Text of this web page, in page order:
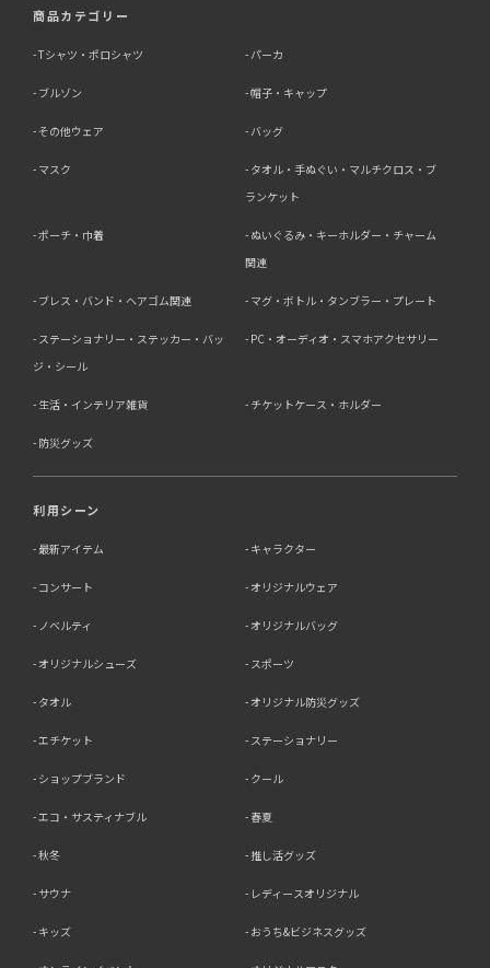
提供の手段又は方法：当社ウェブサイトのタグ・SDK・
携。
提供先：広告配信事業者（例：Google LLC等）。
い契約（目的外利用禁止、再提供制限、安全管理措置等）
お客様の個人情報は、以下掲げる場合以外に、事前にご本
・法令に基づく場合
・人の生命、身体又は財産の保護にために必要がある場合
・公衆衛生の向上又は児童の健全な育成の推進のために特
あるとき
・国の機関若しくは地方公共団体又はその委託を受けた者
がある場合であって、本人の同意を得ることによって当該
当社は個人情報の取扱業務の全部または一部を外部に業務
その際、弊社は、個人情報を適切に保護できる管理体制を
で、機密保持契約を委託先と締結し、お客様の個人情報を
厳密に管理させます。
6．個人情報（保有個人データを含む）の利用目的通知、
人の個人情報の利用目的の通知、開示、訂正・追加・削
受けた場合は速やかに対応いたします。これらの請求は、
【個人情報保護に関するお問合せ先】
株式会社ラブ・ラボ
電子メール：
info@rub-lab.com
商品カテゴリー
Tシャツ・ポロシャツ パーカ
ブルゾン 帽子・キャップ
その他ウェア バッグ
マスク
タオル・手ぬぐい・マルチクロス・ブ
ランケット
ポーチ・巾着
ぬいぐるみ・キーホルダー・チャーム
関連
ブレス・バンド・ヘアゴム関連 マグ・ボトル・タンブラー・プレート
ステーショナリー・ステッカー・バッ
ジ・シール
PC・オーディオ・スマホアクセサリー
生活・インテリア雑貨 チケットケース・ホルダー
防災グッズ
利用シーン
最新アイテム キャラクター
コンサート オリジナルウェア
ノベルティ オリジナルバッグ
オリジナルシューズ スポーツ
タオル オリジナル防災グッズ
エチケット ステーショナリー
ショップブランド クール
エコ・サスティナブル 春夏
秋冬 推し活グッズ
サウナ レディースオリジナル
キッズ おうち&ビジネスグッズ